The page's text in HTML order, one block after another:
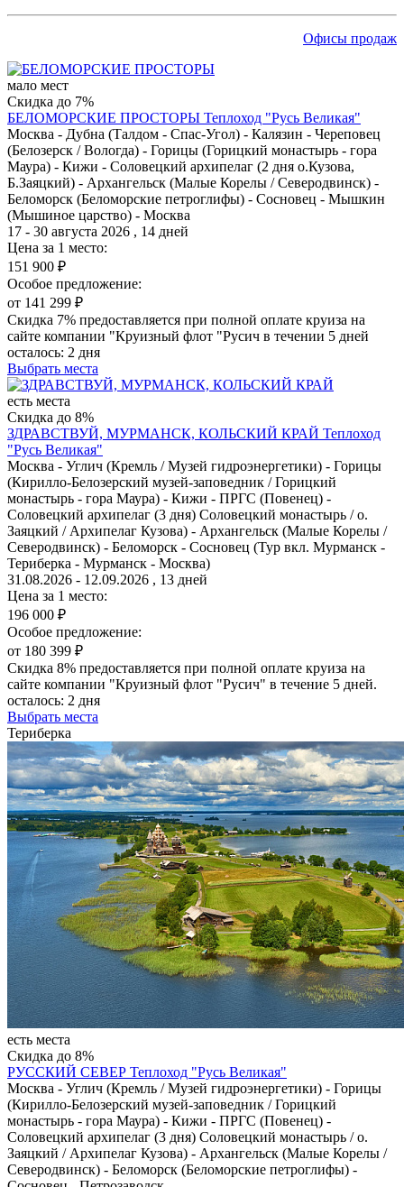
Офисы продаж
мало мест
Скидка до 7%
БЕЛОМОРСКИЕ ПРОСТОРЫ Теплоход "Русь Великая"
Москва - Дубна (Талдом - Спас-Угол) - Калязин - Череповец
(Белозерск / Вологда) - Горицы (Горицкий монастырь - гора
Маура) - Кижи - Соловецкий архипелаг (2 дня о.Кузова,
Б.Заяцкий) - Архангельск (Малые Корелы / Северодвинск) -
Беломорск (Беломорские петроглифы) - Сосновец - Мышкин
(Мышиное царство) - Москва
17 - 30 августа 2026 , 14 дней
Цена за 1 место:
151 900 ₽
Особое предложение:
от 141 299 ₽
Скидка 7% предоставляется при полной оплате круиза на
сайте компании "Круизный флот "Русич в течении 5 дней
осталось: 2 дня
Выбрать места
есть места
Скидка до 8%
ЗДРАВСТВУЙ, МУРМАНСК, КОЛЬСКИЙ КРАЙ Теплоход
"Русь Великая"
Москва - Углич (Кремль / Музей гидроэнергетики) - Горицы
(Кирилло-Белозерский музей-заповедник / Горицкий
монастырь - гора Маура) - Кижи - ПРГС (Повенец) -
Соловецкий архипелаг (3 дня) Соловецкий монастырь / о.
Заяцкий / Архипелаг Кузова) - Архангельск (Малые Корелы /
Северодвинск) - Беломорск - Сосновец (Тур вкл. Мурманск -
Териберка - Мурманск - Москва)
31.08.2026 - 12.09.2026 , 13 дней
Цена за 1 место:
196 000 ₽
Особое предложение:
от 180 399 ₽
Скидка 8% предоставляется при полной оплате круиза на
сайте компании "Круизный флот "Русич" в течение 5 дней.
осталось: 2 дня
Выбрать места
Териберка
есть места
Скидка до 8%
РУССКИЙ СЕВЕР Теплоход "Русь Великая"
Москва - Углич (Кремль / Музей гидроэнергетики) - Горицы
(Кирилло-Белозерский музей-заповедник / Горицкий
монастырь - гора Маура) - Кижи - ПРГС (Повенец) -
Соловецкий архипелаг (3 дня) Соловецкий монастырь / о.
Заяцкий / Архипелаг Кузова) - Архангельск (Малые Корелы /
Северодвинск) - Беломорск (Беломорские петроглифы) -